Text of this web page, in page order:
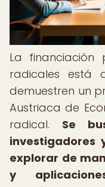
La financiación
radicales está
demuestren un
Austriaca de
radical. Se
investigadores
explorar de
y